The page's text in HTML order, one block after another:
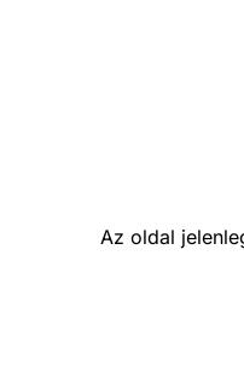
Az oldal